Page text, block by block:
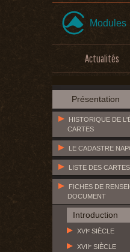
Modules
Actualités
Présentation
HISTORIQUE DE
CARTES
LE CADASTRE
LISTE DES
FICHES DE
DOCUMENT
Introduction
XVIᵉ SIÈCLE
XVIIᵉ SIÈCLE